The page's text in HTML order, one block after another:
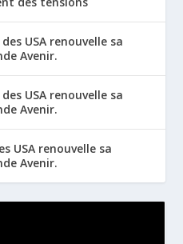
USA renouvelle sa
Avenir.
USA renouvelle sa
Avenir.
USA renouvelle sa
Avenir.